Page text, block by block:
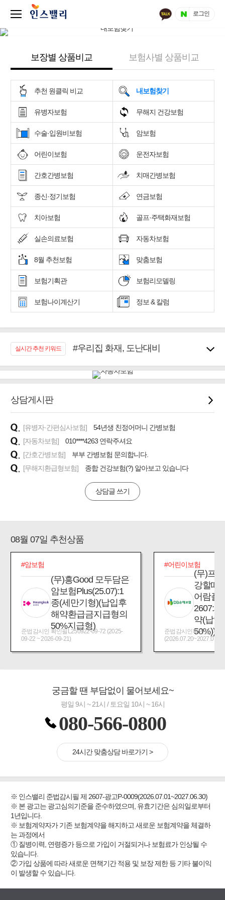
로그인
보장별 상품비교 보험사별 상품비교
추천 원클릭 비교 내보험찾기
유병자보험 무해지 건강보험
수술·입원비보험 암보험
어린이보험 운전자보험
간호간병보험 치매간병보험
종신·정기보험 연금보험
치아보험 골프·주택화재보험
실손의료보험 자동차보험
8월 추천보험 맞춤보험
보험기획관 보험리모델링
보험나이계산기 정보 & 칼럼
실시간 추천 키워드
#우리집 화재, 도난대비
#임플란트, 치아치료보장
#무해지 건강보험
#바뀌기전에 4세대 가입
#추천골프보험
상담게시판
[유병자·간편심사보험]
54년생 친정어머니 간병보험
[자동차보험]
010****4263 연락주셔요
[간호간병보험]
부부 간병보험 문의합니다.
[무해지환급형보험]
종합 건강보험(?) 알아보고 있습니다
상담글 쓰기
08월 07일 추천상품
#암보험
(무)흥Good 모두담은
암보험Plus(25.07):1
종(세만기형)(납입후
해약환급금지급형의
50%지급형)
준법감시인 확인필L250922-09-72 (2025-
09-22 ~ 2026-09-21)
#어린이보험
(무)프
강할때
어람플
2607:
약(납입
50%))
준법감시인확인필_제
궁금할 땐 부담없이 물어보세요~
평일 9시 ~ 21시 / 토요일 10시 ~ 16시
080-566-0800
24시간 맞춤상담 바로가기 >
※ 인스밸리 준법감시필 제 2607-광고P-0009(2026.07.01~2027.06.30)
※ 본 광고는 광고심의기준을 준수하였으며, 유효기간은 심의일로부터
1년입니다.
※ 보험계약자가 기존 보험계약을 해지하고 새로운 보험계약을 체결하
는 과정에서
① 질병이력, 연령증가 등으로 가입이 거절되거나 보험료가 인상될 수
있습니다.
② 가입 상품에 따라 새로운 면책기간 적용 및 보장 제한 등 기타 불이익
이 발생할 수 있습니다.